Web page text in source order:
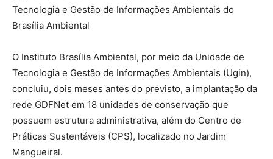
Tecnologia e Gestão de Informações Ambientais do
Brasília Ambiental
O Instituto Brasília Ambiental, por meio da Unidade de
Tecnologia e Gestão de Informações Ambientais (Ugin),
concluiu, dois meses antes do previsto, a implantação da
rede GDFNet em 18 unidades de conservação que
possuem estrutura administrativa, além do Centro de
Práticas Sustentáveis (CPS), localizado no Jardim
Mangueiral.